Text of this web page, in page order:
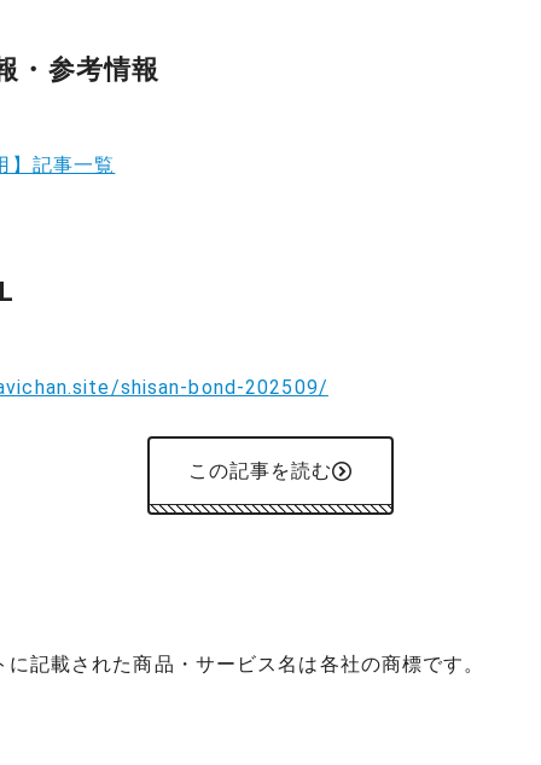
・参考情報
】記事一覧
shisan-bond-202509/
この記事を読む
に記載された商品・サービス名は各社の商標です。